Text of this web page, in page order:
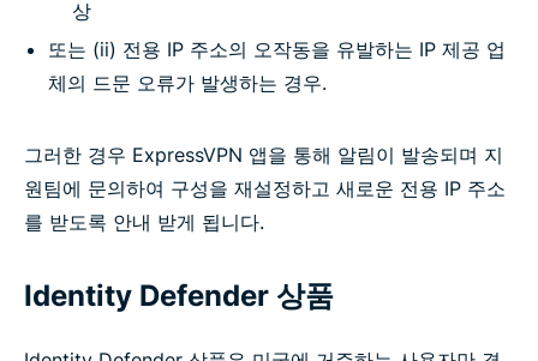
상
또는 (ii) 전용 IP 주소의 오작동을 유발하는 IP 제공 업
체의 드문 오류가 발생하는 경우.
그러한 경우 ExpressVPN 앱을 통해 알림이 발송되며 지
원팀에 문의하여 구성을 재설정하고 새로운 전용 IP 주소
를 받도록 안내 받게 됩니다.
Identity Defender 상품